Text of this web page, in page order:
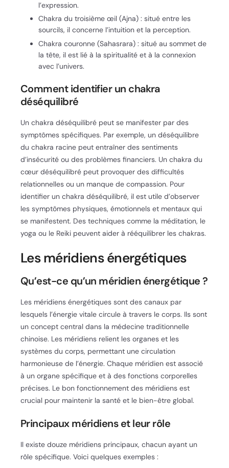
l’expression.
Chakra du troisième œil (Ajna) : situé entre les
sourcils, il concerne l’intuition et la perception.
Chakra couronne (Sahasrara) : situé au sommet de
la tête, il est lié à la spiritualité et à la connexion
avec l’univers.
Comment identifier un chakra
déséquilibré
Un chakra déséquilibré peut se manifester par des
symptômes spécifiques. Par exemple, un déséquilibre
du chakra racine peut entraîner des sentiments
d’insécurité ou des problèmes financiers. Un chakra du
cœur déséquilibré peut provoquer des difficultés
relationnelles ou un manque de compassion. Pour
identifier un chakra déséquilibré, il est utile d’observer
les symptômes physiques, émotionnels et mentaux qui
se manifestent. Des techniques comme la méditation, le
yoga ou le Reiki peuvent aider à rééquilibrer les chakras.
Les méridiens énergétiques
Qu’est-ce qu’un méridien énergétique ?
Les méridiens énergétiques sont des canaux par
lesquels l’énergie vitale circule à travers le corps. Ils sont
un concept central dans la médecine traditionnelle
chinoise. Les méridiens relient les organes et les
systèmes du corps, permettant une circulation
harmonieuse de l’énergie. Chaque méridien est associé
à un organe spécifique et à des fonctions corporelles
précises. Le bon fonctionnement des méridiens est
crucial pour maintenir la santé et le bien-être global.
Principaux méridiens et leur rôle
Il existe douze méridiens principaux, chacun ayant un
rôle spécifique. Voici quelques exemples :